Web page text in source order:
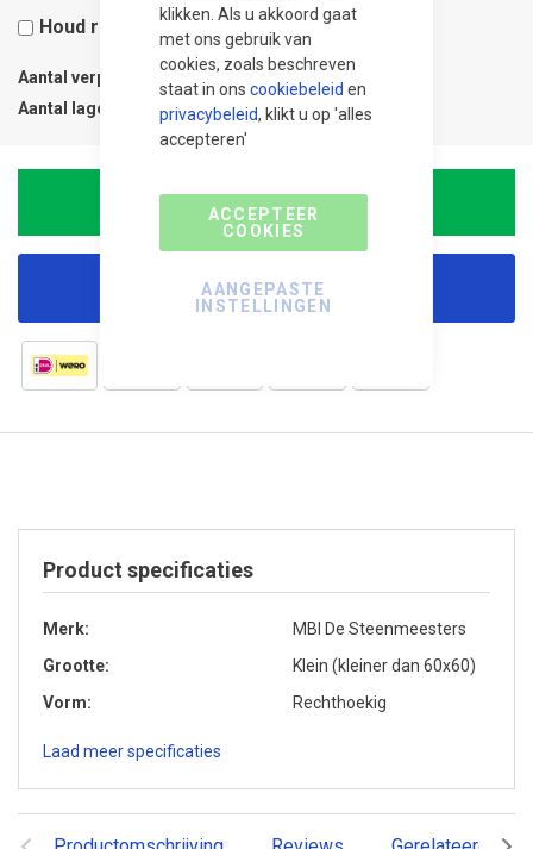
klikken. Als u akkoord gaat
met ons gebruik van
cookies, zoals beschreven
staat in ons cookiebeleid en
privacybeleid, klikt u op 'alles
accepteren'
ACCEPTEER
COOKIES
AANGEPASTE
INSTELLINGEN
Houd rekening met 5% snijverlies
Aantal verpakkingen
Aantal lagen
In Winkelwagen
Korting aanvragen
Product specificaties
Merk
MBI De Steenmeesters
Grootte
Klein (kleiner dan 60x60)
Vorm
Rechthoekig
Laad meer specificaties